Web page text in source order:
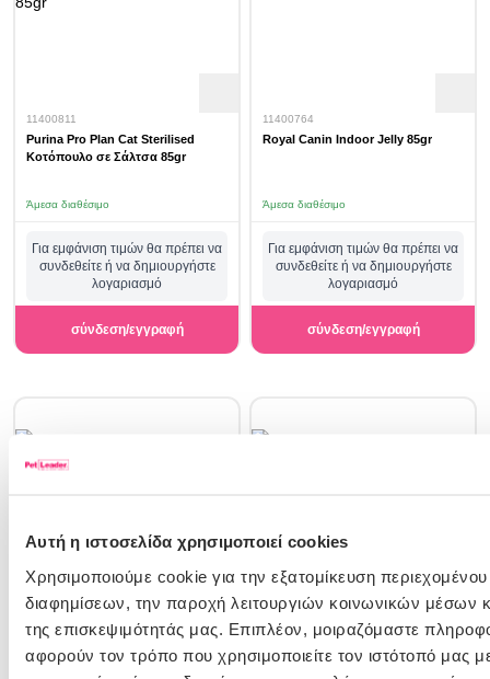
Αυτή η ιστοσελίδα χρησιμοποιεί cookies
Χρησιμοποιούμε cookie για την εξατομίκευση περιεχομένου
διαφημίσεων, την παροχή λειτουργιών κοινωνικών μέσων
της επισκεψιμότητάς μας. Επιπλέον, μοιραζόμαστε
αφορούν τον τρόπο που χρησιμοποιείτε τον ιστότοπό μας
11400811
Purina Pro Plan Cat Sterilised
Κοτόπουλο σε Σάλτσα 85gr
Άμεσα διαθέσιμο
Για εμφάνιση τιμών θα πρέπει να
συνδεθείτε ή να δημιουργήστε
λογαριασμό
σύνδεση/εγγραφή
11400764
Royal Canin Indoor Jelly 85gr
Άμεσα διαθέσιμο
Για εμφάνιση τιμών θα πρέπει να
συνδεθείτε ή να δημιουργήστε
λογαριασμό
σύνδεση/εγγραφή
11400763
Royal Canin Sterilised Jelly 85gr
Άμεσα διαθέσιμο
11400741
Hill's Science Plan Cat Adult
Άμεσα διαθέσιμο